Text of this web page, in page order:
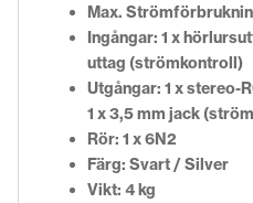
Max.
Ingångar: 1 x
uttag (strömkontroll)
Utgångar: 1 x stereo-
1 x 3,5 mm jack
Rör: 1 x 6N2
Färg: Svart / Silver
Vikt: 4 kg